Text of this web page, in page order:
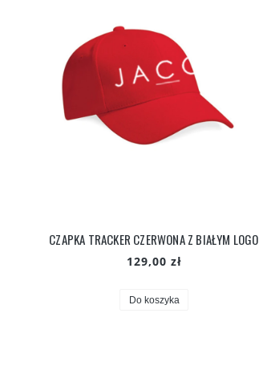
CZAPKA TRACKER CZERWONA Z BIAŁYM LOGO
129,00 zł
Do koszyka